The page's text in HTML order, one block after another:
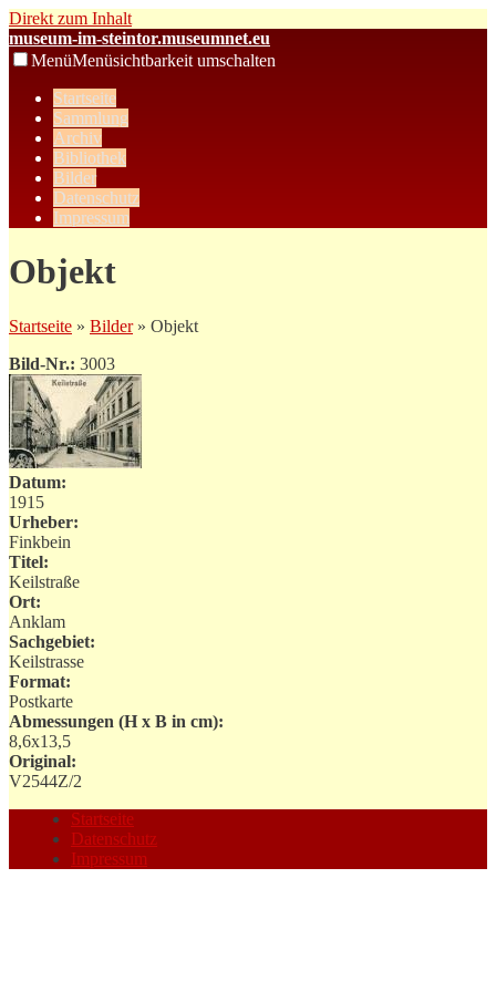
Direkt zum Inhalt
museum-im-steintor.museumnet.eu
MenüMenüsichtbarkeit umschalten
Startseite
Sammlung
Archiv
Bibliothek
Bilder
Datenschutz
Impressum
Objekt
Startseite » Bilder» Objekt
Bild-Nr.: 3003
Datum:
1915
Urheber:
Finkbein
Titel:
Keilstraße
Ort:
Anklam
Sachgebiet:
Keilstrasse
Format:
Postkarte
Abmessungen (H x B in cm):
8,6x13,5
Original:
V2544Z/2
Startseite
Datenschutz
Impressum